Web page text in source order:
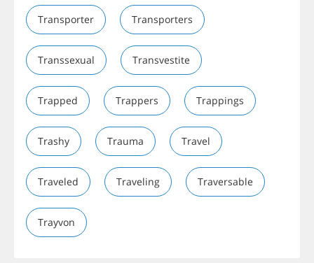
Transporter Transporters
Transsexual Transvestite
Trapped Trappers Trappings
Trashy Trauma Travel
Traveled Traveling Traversable
Trayvon